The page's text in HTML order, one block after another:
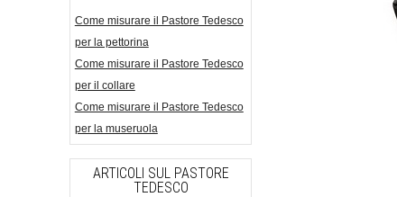
Come misurare il Pastore Tedesco
per la pettorina
Come misurare il Pastore Tedesco
per il collare
Come misurare il Pastore Tedesco
per la museruola
ARTICOLI SUL PASTORE
TEDESCO